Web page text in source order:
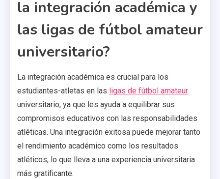
la integración académica y
las ligas de fútbol amateur
universitario?
La integración académica es crucial para los
estudiantes-atletas en las ligas de fútbol amateur
universitario, ya que les ayuda a equilibrar sus
compromisos educativos con las responsabilidades
atléticas. Una integración exitosa puede mejorar tanto
el rendimiento académico como los resultados
atléticos, lo que lleva a una experiencia universitaria
más gratificante.